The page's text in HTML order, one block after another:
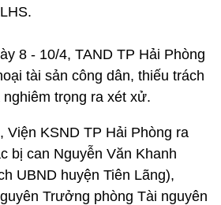
8 - 10/4, TAND TP Hải Phòng
tài sản công dân, thiếu trách
trọng ra xét xử.
Viện KSND TP Hải Phòng ra
bị can Nguyễn Văn Khanh
UBND huyện Tiên Lãng),
Trưởng phòng Tài nguyên